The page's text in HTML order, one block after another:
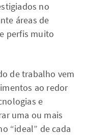
no
áreas de
perfis muito
de trabalho vem
ao redor
e
uma ou mais
“ideal” de cada